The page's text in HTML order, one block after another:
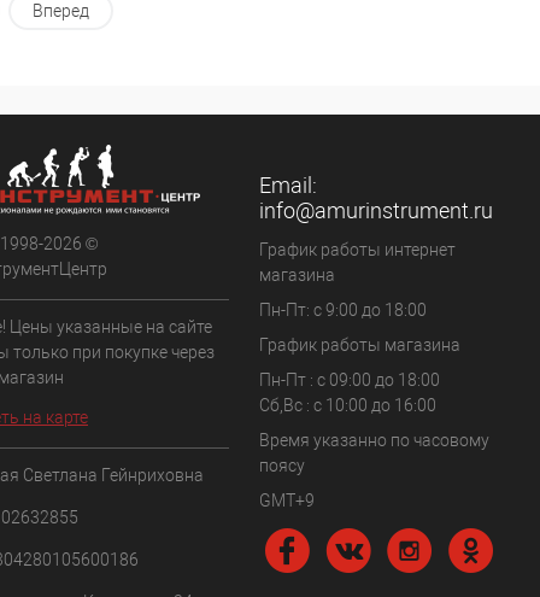
Вперед
2026 ©
Цены указанные на сайте
только при покупке через
на карте
Светлана Гейнриховна
Email:
info@amurinstrument.ru
График работы интернет
магазина
Пн-Пт: с 9:00 до 18:00
График работы магазина
Пн-Пт : с 09:00 до 18:00
Сб,Вс : c 10:00 до 16:00
Время указанно по часовому
поясу
GMT+9